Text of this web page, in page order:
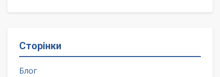
Сторінки
Блог